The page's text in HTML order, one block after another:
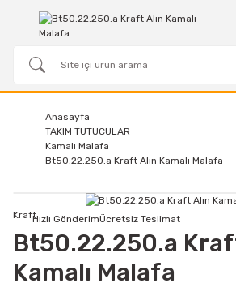
Anasayfa
TAKIM TUTUCULAR
Kamalı Malafa
Bt50.22.250.a Kraft Alın Kamalı Malafa
Hızlı GönderimÜcretsiz Teslimat
Kraft
Bt50.22.250.a
Kamalı Malafa